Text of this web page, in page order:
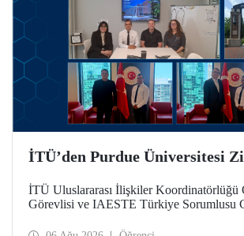
İTÜ’den Purdue Üniversitesi
İTÜ Uluslararası İlişkiler Koordinatörlüğü
Görevlisi ve IAESTE Türkiye Sorumlusu
Temmuz tarihlerinde ABD’de dünyanın